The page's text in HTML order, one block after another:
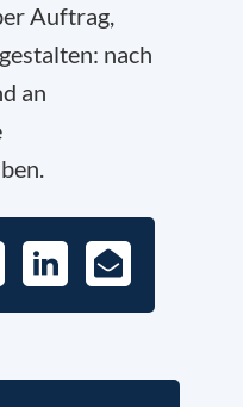
Auftrag,
nach
an
LinkedIn
E-
Mail